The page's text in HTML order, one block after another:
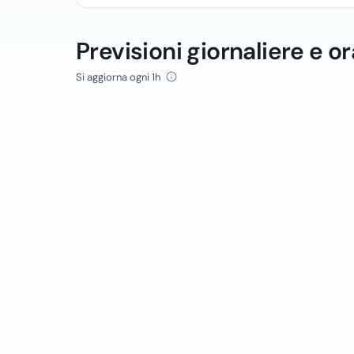
Previsioni giornaliere e
Si aggiorna ogni 1h